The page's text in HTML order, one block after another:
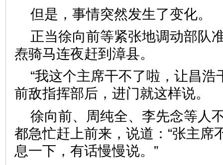
但是，事情突然发生了变化。
正当徐向前等紧张地调动部队
焘骑马连夜赶到漳县。
“我这个主席干不了啦，让昌浩
前敌指挥部后，进门就这样说。
徐向前、周纯全、李先念等人
都急忙赶上前来，说道：“张主席
息一下，有话慢慢说。”